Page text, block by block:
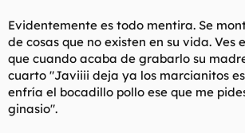
Evidentemente es todo mentira. Se
de cosas que no existen en su vida. Ves
que cuando acaba de grabarlo su
cuarto "Javiiii deja ya los marcianitos
enfría el bocadillo pollo ese que me
ginasio".